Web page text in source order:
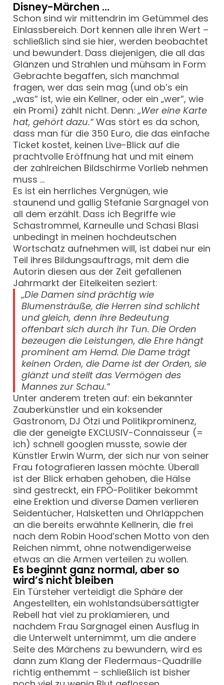
Disney-Märchen …
Schon sind wir mittendrin im Getümmel des
Einlassbereich. Dort kennen alle ihren Wert –
schließlich sind sie hier, werden beobachtet
und bewundert. Dass diejenigen, die all das
Glänzen und Strahlen und mühsam in Form
Gebrachte begaffen, sich manchmal
fragen, wer das sein mag (und ob’s ein
„was“ ist, wie ein Kellner, oder ein „wer“, wie
ein Promi) zählt nicht. Denn:„Wer eine Karte
hat, gehört dazu.“Was stört es da schon,
dass man für die 350 Euro, die das einfache
Ticket kostet, keinen Live-Blick auf die
prachtvolle Eröffnung hat und mit einem
der zahlreichen Bildschirme Vorlieb nehmen
muss …
Es ist ein herrliches Vergnügen, wie
staunend und gallig Stefanie Sargnagel von
all dem erzählt. Dass ich Begriffe wie
Schastrommel, Karneulle und Schasi Blasi
unbedingt in meinen hochdeutschen
Wortschatz aufnehmen will, ist dabei nur ein
Teil ihres Bildungsauftrags, mit dem die
Autorin diesen aus der Zeit gefallenen
Jahrmarkt der Eitelkeiten seziert:
„Die Damen sind prächtig wie
Blumensträuße, die Herren sind schlicht
und gleich, denn ihre Bedeutung
offenbart sich durch ihr Tun. Die Orden
bezeugen die Leistungen, die Ehre hängt
prominent am Hemd. Die Dame trägt
keinen Orden, die Dame ist der Orden, sie
glänzt und stellt das Vermögen des
Mannes zur Schau.“
Unter anderem treten auf: ein bekannter
Zauberkünstler und ein koksender
Gastronom, DJ Ötzi und Politikprominenz,
die der geneigte EXCLUSIV-Connaisseur (=
ich) schnell googlen musste, sowie der
Künstler Erwin Wurm, der sich nur von seiner
Frau fotografieren lassen möchte. Überall
ist der Blick erhaben gehoben, die Hälse
sind gestreckt, ein FPÖ-Politiker bekommt
eine Erektion und diverse Damen verlieren
Seidentücher, Halsketten und Ohrläppchen
an die bereits erwähnte Kellnerin, die frei
nach dem Robin Hood’schen Motto von den
Reichen nimmt, ohne notwendigerweise
etwas an die Armen verteilen zu wollen.
Es beginnt ganz normal, aber so
wird’s nicht bleiben
Ein Türsteher verteidigt die Sphäre der
Angestellten, ein wohlstandsübersättigter
Rebell hat viel zu proklamieren, und
nachdem Frau Sargnagel einen Ausflug in
die Unterwelt unternimmt, um die andere
Seite des Märchens zu bewundern, wird es
dann zum Klang der Fledermaus-Quadrille
richtig enthemmt – schließlich ist bisher